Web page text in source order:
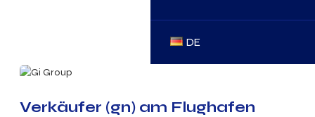
DE
Verkäufer (gn) am Flughafen